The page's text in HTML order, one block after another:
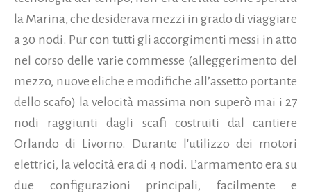
la Marina, che desiderava mezzi in grado di viaggiare
a 30 nodi. Pur con tutti gli accorgimenti messi in atto
nel corso delle varie commesse (alleggerimento del
mezzo, nuove eliche e modifiche all’assetto portante
dello scafo) la velocità massima non superò mai i 27
nodi raggiunti dagli scafi costruiti dal cantiere
Orlando di Livorno. Durante l'utilizzo dei motori
elettrici, la velocità era di 4 nodi. L’armamento era su
due configurazioni principali, facilmente e